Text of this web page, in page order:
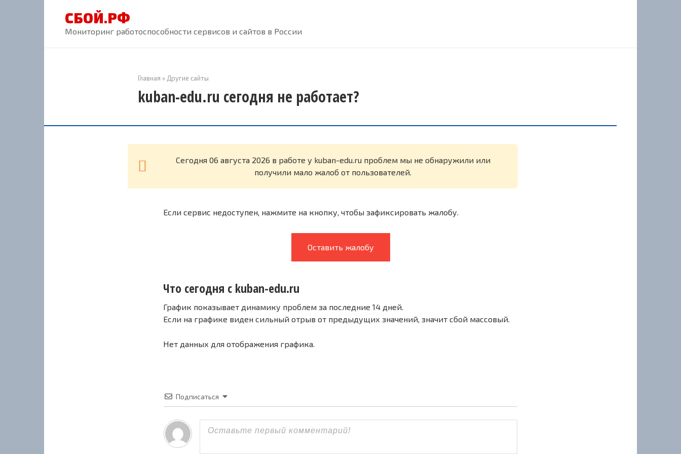
СБОЙ.РФ
Мониторинг работоспособности сервисов и сайтов в России
Главная » Другие сайты
kuban-edu.ru сегодня не работает?
Cегодня 06 августа 2026 в работе у kuban-edu.ru проблем мы не обнаружили или
получили мало жалоб от пользователей.
Если сервис недоступен, нажмите на кнопку, чтобы зафиксировать жалобу.
Оставить жалобу
Что сегодня с kuban-edu.ru
График показывает динамику проблем за последние 14 дней.
Если на графике виден сильный отрыв от предыдущих значений, значит сбой массовый.
Нет данных для отображения графика.
Подписаться